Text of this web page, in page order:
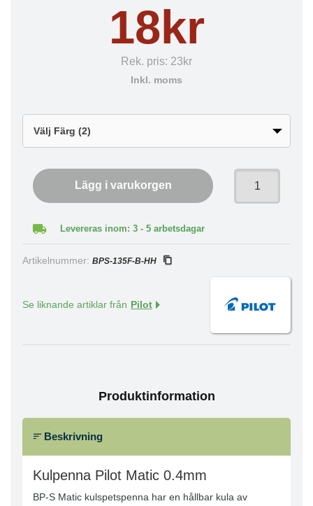
18kr
Rek. pris: 23kr
Inkl. moms
Lägg i varukorgen
Levereras inom: 3 - 5 arbetsdagar
Artikelnummer: BPS-135F-B-HH
Se liknande artiklar från Pilot
Produktinformation
Beskrivning
Kulpenna Pilot Matic 0.4mm
BP-S Matic kulspetspenna har en hållbar kula av